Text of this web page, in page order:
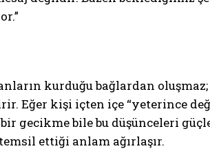
kurduğu bağlardan
Eğer kişi içten içe “yeterince
gecikme bile bu düşünceleri
ettiği anlam ağırlaşır.